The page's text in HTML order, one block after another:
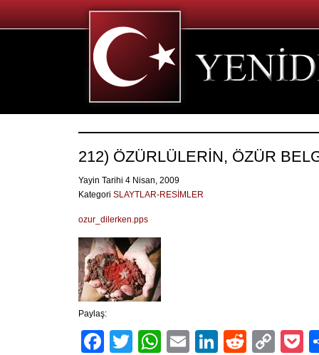
212) ÖZÜRLÜLERİN, ÖZÜR
Yayin Tarihi 4 Nisan, 2009
Kategori SLAYTLAR-RESİMLER
ozur_dilerken.pps
Paylaş:
Facebook
TwitterWhatsApp
EmailLinkedIn
Reddit